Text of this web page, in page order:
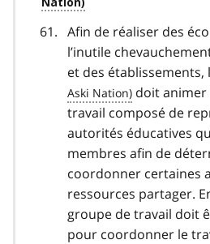
Afin de réaliser des
l’inutile
et des établissements,
doit
travail composé de
autorités éducatives
membres afin de
coordonner certaines
ressources partager.
groupe de travail doit
pour coordonner le